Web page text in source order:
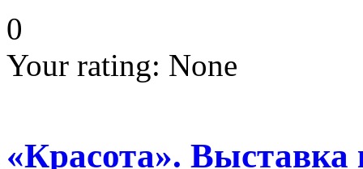
0
Your rating: None
«Красота».